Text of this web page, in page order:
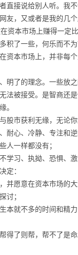
直接说给别人听。我不
友，又或者是我的几
资本市场上赚得一定
积了一些，何乐而不为
资本市场上，并非每
明了的理念。一些放之
法被接受。是智商还
。
股市获利无缘，无论你
耐心、冷静、专注和
人一样都没有；
学习、执拗、恐惧、激
定：
并愿意在资本市场的
讨；
本就不多的时间和精
得了则帮，帮不了是命